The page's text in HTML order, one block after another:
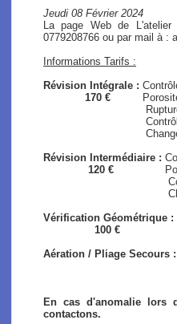
Jeudi 08 Février 2024
La page Web de
0779208766 ou par mail à :
Informations Tarifs :
Révision Intégrale :
170 € Porosité 5
Rupture
Contrôle
Changement
Révision Intermédiaire :
120 € Porosité
Contrôle
Changement
Vérification Géométrique :
100 €
Aération / Pliage Secours :
Tandem
Dirigeable /
En cas d'anomalie lors
contactons.